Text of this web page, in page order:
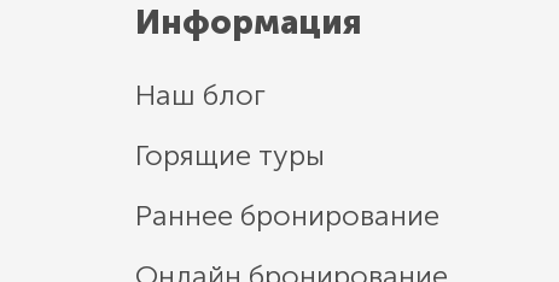
Информация
Наш блог
Горящие туры
Раннее бронирование
Онлайн бронирование